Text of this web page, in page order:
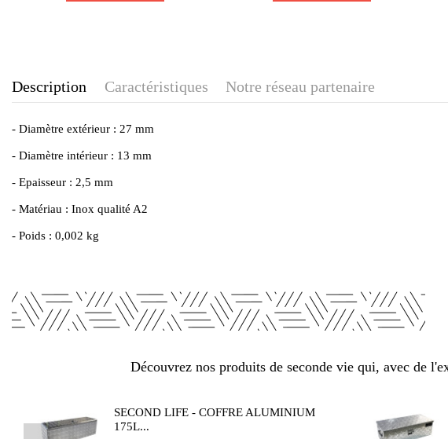
Description Caractéristiques Notre réseau partenaire
- Diamètre extérieur : 27 mm
- Diamètre intérieur : 13 mm
- Epaisseur : 2,5 mm
- Matériau : Inox qualité A2
- Poids : 0,002 kg
Découvrez nos produits de seconde vie qui, avec de
SECOND LIFE - COFFRE ALUMINIUM
175L...